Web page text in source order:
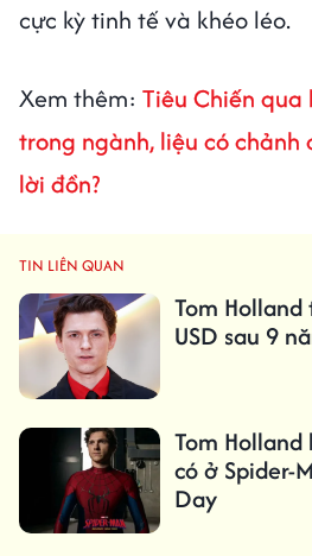
cực kỳ tinh tế và khéo léo.
Xem thêm: Tiêu Chiến
trong ngành, liệu có chảnh
lời đồn?
TIN LIÊN QUAN
Tom
USD sau 9
Tom
có ở Spider-
Day